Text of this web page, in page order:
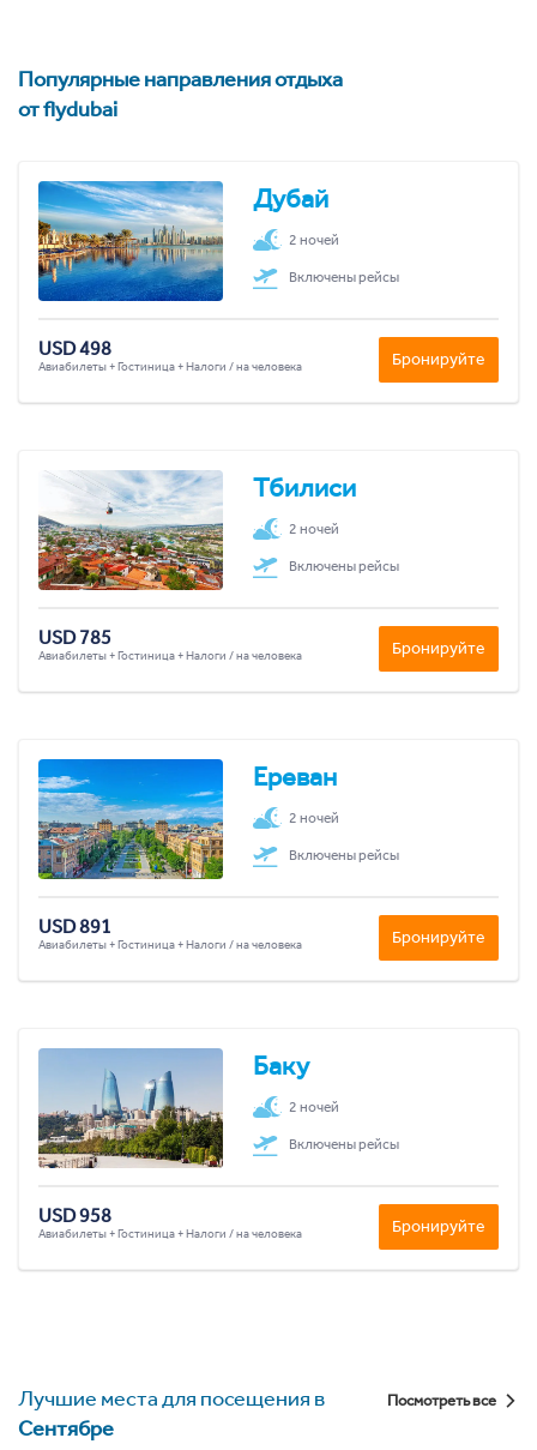
Популярные направления отдыха
от flydubai
Дубай
2 ночей
Включены рейсы
USD 498
Авиабилеты + Гостиница + Налоги / на человека Бронируйте
Тбилиси
2 ночей
Включены рейсы
USD 785
Авиабилеты + Гостиница + Налоги / на человека Бронируйте
Ереван
2 ночей
Включены рейсы
USD 891
Авиабилеты + Гостиница + Налоги / на человека Бронируйте
Баку
2 ночей
Включены рейсы
USD 958
Авиабилеты + Гостиница + Налоги / на человека Бронируйте
Лучшие места для посещения в
Сентябре
Посмотреть все